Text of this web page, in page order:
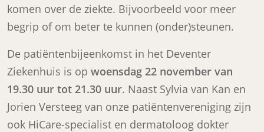
komen over de ziekte. Bijvoorbeeld voor meer
begrip of om beter te kunnen (onder)steunen.
De patiëntenbijeenkomst in het Deventer
Ziekenhuis is op woensdag 22 november van
19.30 uur tot 21.30 uur. Naast Sylvia van Kan en
Jorien Versteeg van onze patiëntenvereniging zijn
ook HiCare-specialist en dermatoloog dokter